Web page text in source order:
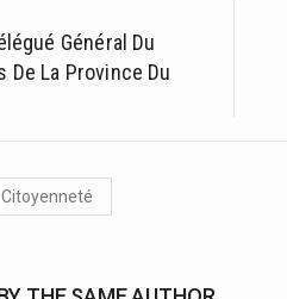
Général Du
De La Province Du
Citoyenneté